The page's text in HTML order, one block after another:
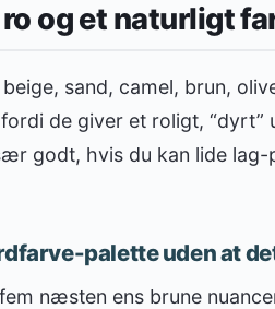
og et naturligt
sand, camel, brun,
de giver et roligt,
godt, hvis du kan lide
palette uden at
næsten ens brune